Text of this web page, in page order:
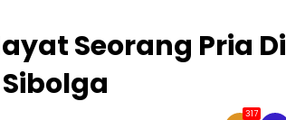
Seorang Pria Di
317